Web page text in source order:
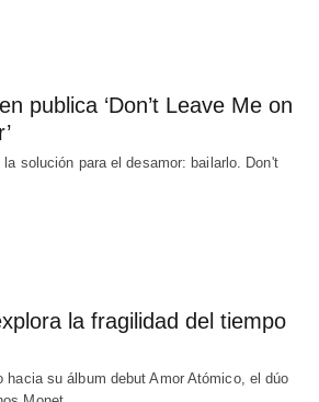
publica ‘Don’t Leave Me on
solución para el desamor: bailarlo. Don't
la fragilidad del tiempo
hacia su álbum debut Amor Atómico, el dúo